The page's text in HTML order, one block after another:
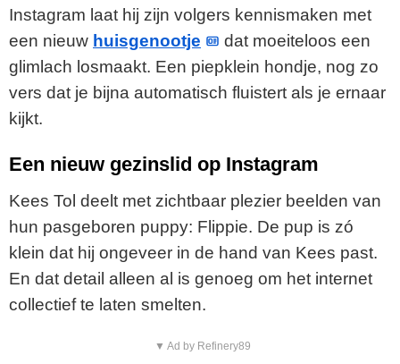
Instagram laat hij zijn volgers kennismaken met
een nieuw huisgenootje
dat moeiteloos een
glimlach losmaakt. Een piepklein hondje, nog zo
vers dat je bijna automatisch fluistert als je ernaar
kijkt.
Een nieuw gezinslid op Instagram
Kees Tol deelt met zichtbaar plezier beelden van
hun pasgeboren puppy: Flippie. De pup is zó
klein dat hij ongeveer in de hand van Kees past.
En dat detail alleen al is genoeg om het internet
collectief te laten smelten.
▼ Ad by Refinery89